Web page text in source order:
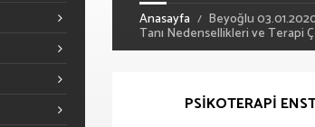
Anasayfa Beyoğlu
Tanı Nedensellikleri ve Terapi
PSİKOTERAPİ